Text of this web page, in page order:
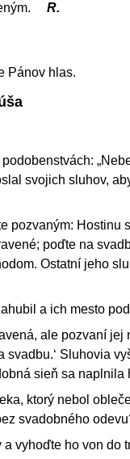
R.
Pánov hlas.
svojich sluhov,
pozvaným: Hostinu
poďte na
Ostatní jeho
a ich mesto
ale pozvaní
Sluhovia
sieň sa naplnila
ktorý nebol
svadobného
vyhoďte ho von do